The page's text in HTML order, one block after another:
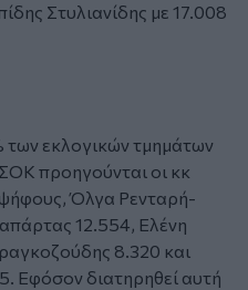
Στυλιανίδης με 17.008
εκλογικών τμημάτων
προηγούνται οι κκ
Όλγα Ρενταρή-
12.554, Ελένη
8.320 και
Εφόσον διατηρηθεί αυτή